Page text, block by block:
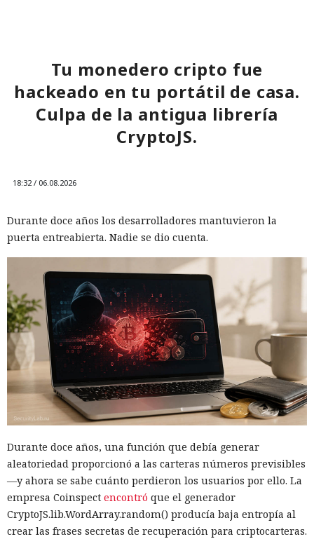
Tu monedero cripto fue
hackeado en tu portátil de casa.
Culpa de la antigua librería
CryptoJS.
18:32 / 06.08.2026
Durante doce años los desarrolladores mantuvieron la
puerta entreabierta. Nadie se dio cuenta.
Durante doce años, una función que debía generar
aleatoriedad proporcionó a las carteras números previsibles
—y ahora se sabe cuánto perdieron los usuarios por ello. La
empresa Coinspect encontró que el generador
CryptoJS.lib.WordArray.random() producía baja entropía al
crear las frases secretas de recuperación para criptocarteras.